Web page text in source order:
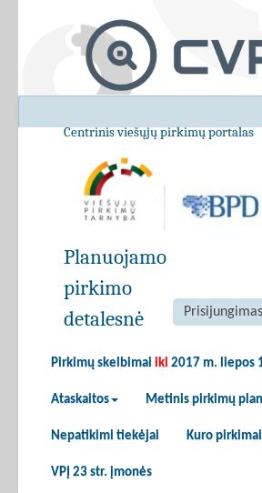
Centrinis viešųjų pirkimų portalas
Pirkimų skelbimai iki 2017 m. liepos
Ataskaitos Metinis pirkimų
Nepatikimi tiekėjai Kuro pirkimai
VPĮ 23 str. įmonės
Planuojamo
pirkimo
detalesnė